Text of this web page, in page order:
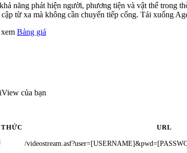
năng phát hiện người, phương tiện và vật thể trong
từ xa mà không cần chuyển tiếp cổng. Tải xuống
Bảng giá
của bạn
URL
/